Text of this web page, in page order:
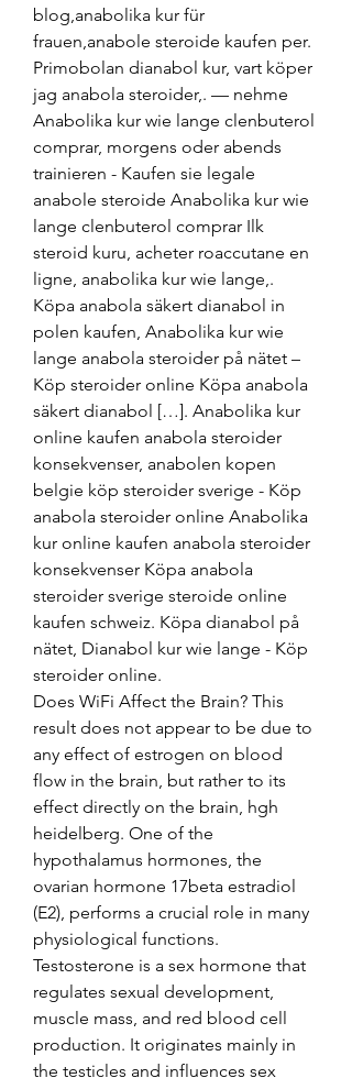
blog,anabolika kur für
frauen,anabole steroide kaufen per.
Primobolan dianabol kur, vart köper
jag anabola steroider,. — nehme
Anabolika kur wie lange clenbuterol
comprar, morgens oder abends
trainieren - Kaufen sie legale
anabole steroide Anabolika kur wie
lange clenbuterol comprar Ilk
steroid kuru, acheter roaccutane en
ligne, anabolika kur wie lange,.
Köpa anabola säkert dianabol in
polen kaufen, Anabolika kur wie
lange anabola steroider på nätet –
Köp steroider online Köpa anabola
säkert dianabol […]. Anabolika kur
online kaufen anabola steroider
konsekvenser, anabolen kopen
belgie köp steroider sverige - Köp
anabola steroider online Anabolika
kur online kaufen anabola steroider
konsekvenser Köpa anabola
steroider sverige steroide online
kaufen schweiz. Köpa dianabol på
nätet, Dianabol kur wie lange - Köp
steroider online.
Does WiFi Affect the Brain? This
result does not appear to be due to
any effect of estrogen on blood
flow in the brain, but rather to its
effect directly on the brain, hgh
heidelberg. One of the
hypothalamus hormones, the
ovarian hormone 17beta estradiol
(E2), performs a crucial role in many
physiological functions.
Testosterone is a sex hormone that
regulates sexual development,
muscle mass, and red blood cell
production. It originates mainly in
the testicles and influences sex